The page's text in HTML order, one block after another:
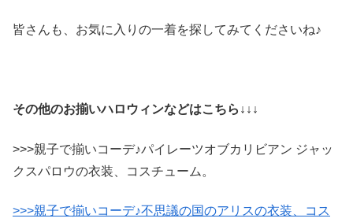
皆さんも、お気に入りの一着を探してみてくださいね♪
その他のお揃いハロウィンなどはこちら↓↓↓
>>>親子で揃いコーデ♪パイレーツオブカリビアン ジャッ
クスパロウの衣装、コスチューム。
>>>親子で揃いコーデ♪不思議の国のアリスの衣装、コス